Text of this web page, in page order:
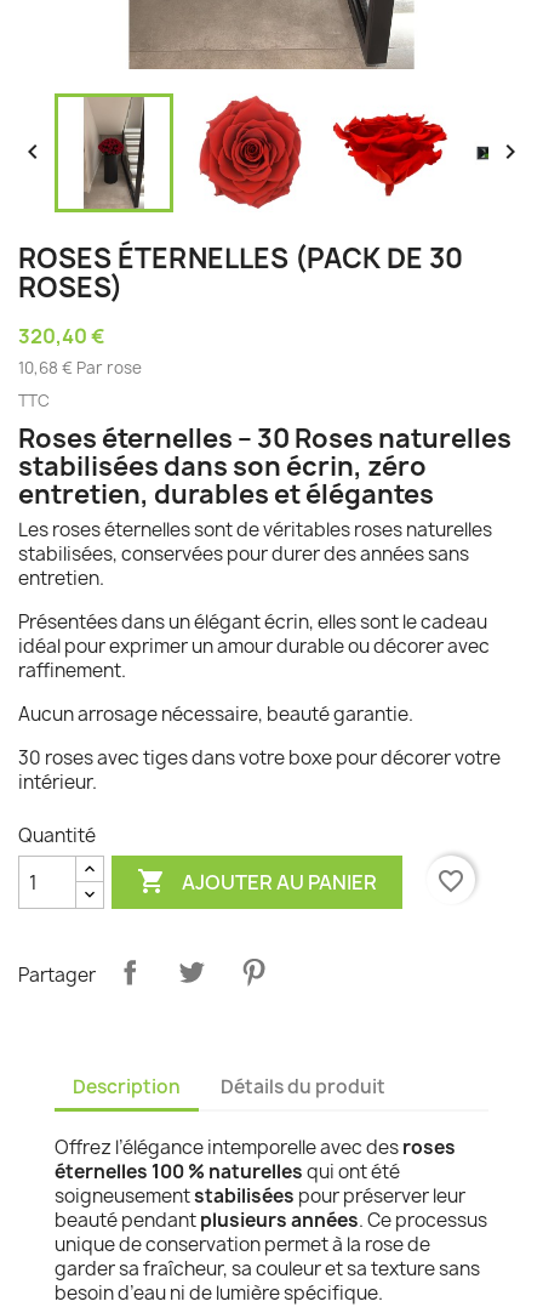
 
ROSES ÉTERNELLES (PACK DE 30
ROSES)
320,40 €
10,68 € Par rose
TTC
Roses éternelles – 30 Roses naturelles
stabilisées dans son écrin, zéro
entretien, durables et élégantes
Les roses éternelles sont de véritables roses naturelles
stabilisées, conservées pour durer des années sans
entretien.
Présentées dans un élégant écrin, elles sont le cadeau
idéal pour exprimer un amour durable ou décorer avec
raffinement.
Aucun arrosage nécessaire, beauté garantie.
30 roses avec tiges dans votre boxe pour décorer votre
intérieur.
Quantité
 AJOUTER AU PANIER favorite_border
Partager
Description Détails du produit
Offrez l’élégance intemporelle avec desroses
éternelles 100 % naturellesqui ont été
soigneusementstabilisées pour préserver leur
beauté pendantplusieurs années. Ce processus
unique de conservation permet à la rose de
garder sa fraîcheur, sa couleur et sa texture sans
besoin d’eau ni de lumière spécifique.